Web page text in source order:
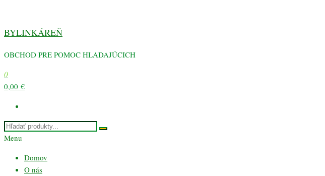
obsah
BYLINKÁREŇ
OBCHOD PRE POMOC HLADAJÚCICH
0
0,00 €
Menu
Domov
O nás